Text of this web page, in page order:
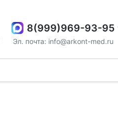
8(999)969-93-95
Эл. почта: info@arkont-med.ru